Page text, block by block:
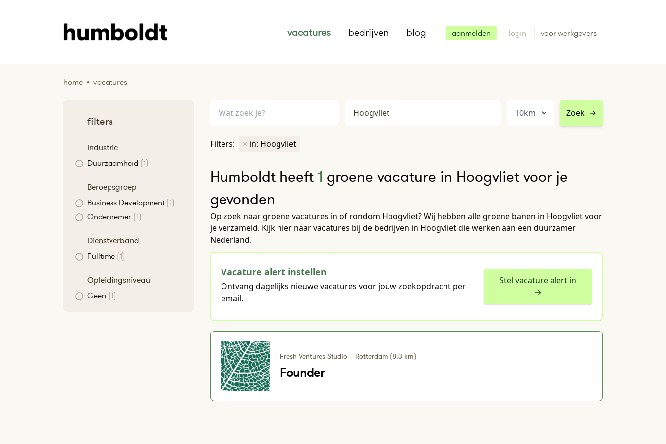
vacatures bedrijven blog aanmelden login voor werkgevers
home • vacatures
Zoek →
Filters: × in: Hoogvliet
Humboldt heeft 1 groene vacature in Hoogvliet voor je
gevonden
Op zoek naar groene vacatures in of rondom Hoogvliet? Wij hebben alle groene banen in Hoogvliet voor
je verzameld. Kijk hier naar vacatures bij de bedrijven in Hoogvliet die werken aan een duurzamer
Nederland.
Vacature alert instellen
Ontvang dagelijks nieuwe vacatures voor jouw zoekopdracht per
email.
Stel vacature alert in
→
Fresh Ventures Studio Rotterdam (8.3 km)
Founder
filters
Industrie
Duurzaamheid (1)
Beroepsgroep
Business Development (1)
Ondernemer (1)
Dienstverband
Fulltime (1)
Opleidingsniveau
Geen (1)